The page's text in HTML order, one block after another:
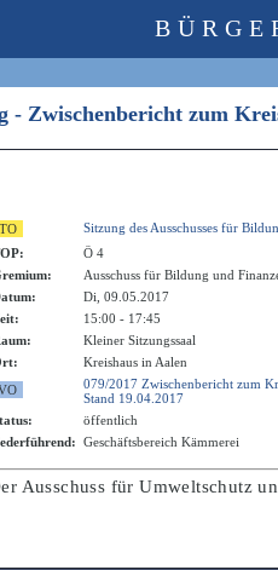
- Zwischenbericht zum
Sitzung des Ausschusses für
Ö 4
Ausschuss für Bildung und
Di, 09.05.2017
15:00 - 17:45
Kleiner Sitzungssaal
Kreishaus in Aalen
079/2017 Zwischenbericht zum
Stand 19.04.2017
öffentlich
Geschäftsbereich Kämmerei
Ausschuss für Umweltschutz